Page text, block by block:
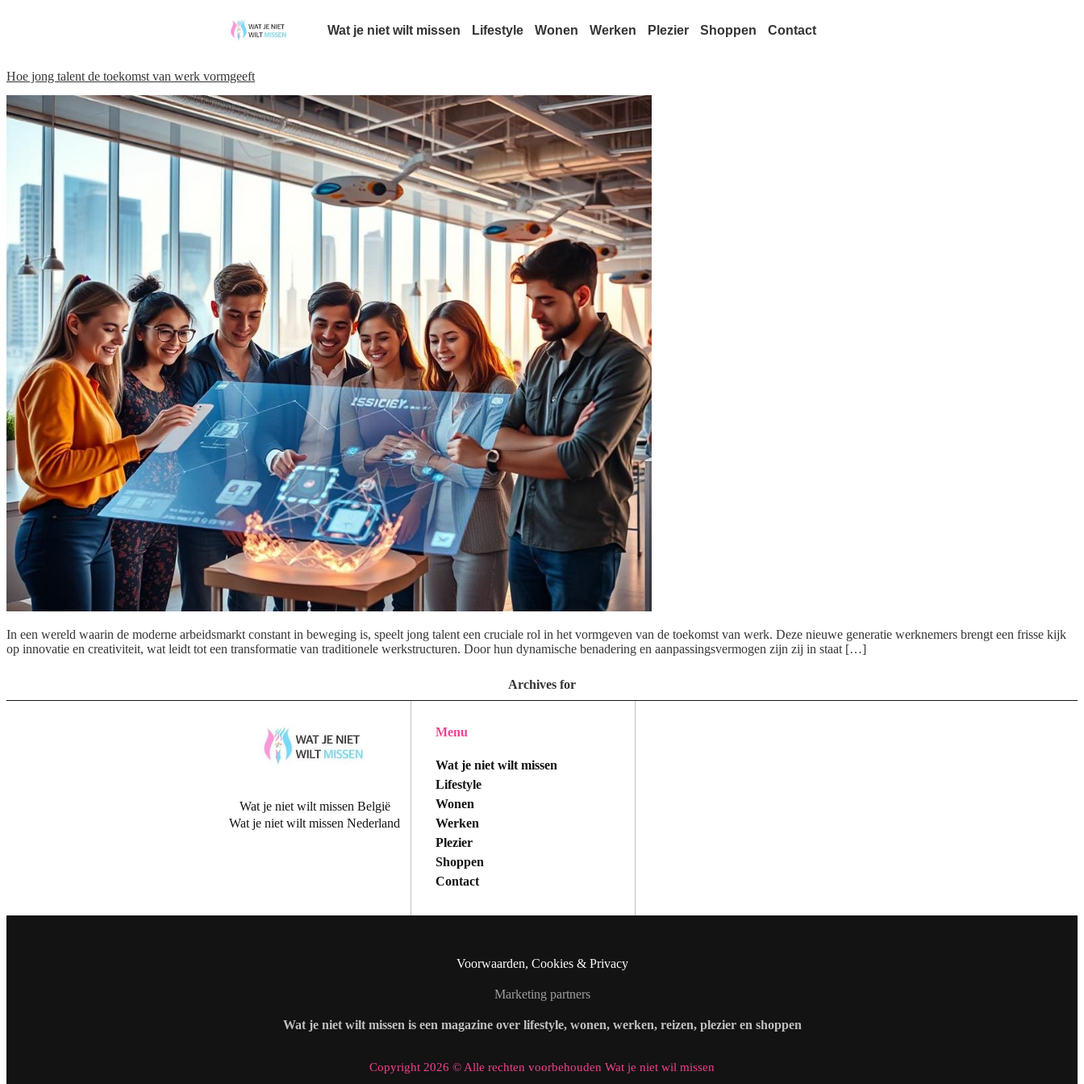
Wat je niet wilt missen Lifestyle Wonen Werken Plezier Shoppen Contact
Hoe jong talent de toekomst van werk vormgeeft
In een wereld waarin de moderne arbeidsmarkt constant in beweging is, speelt jong talent een cruciale rol in het vormgeven van de toekomst van werk. Deze nieuwe generatie werknemers brengt een frisse kijk
op innovatie en creativiteit, wat leidt tot een transformatie van traditionele werkstructuren. Door hun dynamische benadering en aanpassingsvermogen zijn zij in staat […]
Archives for
Wat je niet wilt missen België
Wat je niet wilt missen Nederland
Menu
Wat je niet wilt missen
Lifestyle
Wonen
Werken
Plezier
Shoppen
Contact
Voorwaarden, Cookies & Privacy
Marketing partners
Wat je niet wilt missen is een magazine over lifestyle, wonen, werken, reizen, plezier en shoppen
Copyright 2026 © Alle rechten voorbehouden Wat je niet wil missen